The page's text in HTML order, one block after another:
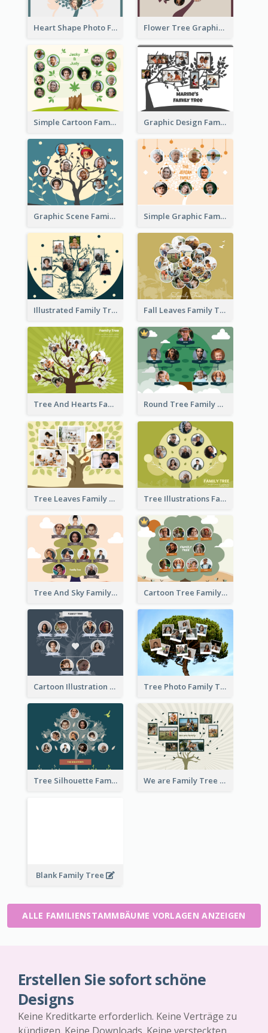
Heart Shape Photo Family Tree Flower Tree Graphic Family Tree
Simple Cartoon Family Tree Graphic Design Family Tree
Graphic Scene Family Tree Simple Graphic Family Tree
Illustrated Family Tree Fall Leaves Family Tree
Tree And Hearts Family Tree Round Tree Family Tree
Tree Leaves Family Tree Collage Tree Illustrations Family Tree
Tree And Sky Family Tree Cartoon Tree Family Tree
Cartoon Illustration Family Tree Collage Tree Photo Family Tree Collage
Tree Silhouette Family Tree We are Family Tree
Blank Family Tree
ALLE FAMILIENSTAMMBÄUME VORLAGEN ANZEIGEN
Erstellen Sie sofort schöne
Designs
Keine Kreditkarte erforderlich. Keine Verträge zu